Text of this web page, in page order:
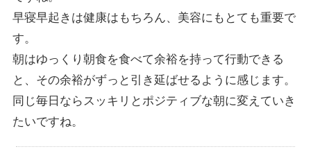
早寝早起きは健康はもちろん、美容にもとても重要で
す。
朝はゆっくり朝食を食べて余裕を持って行動できる
と、その余裕がずっと引き延ばせるように感じます。
同じ毎日ならスッキリとポジティブな朝に変えていき
たいですね。